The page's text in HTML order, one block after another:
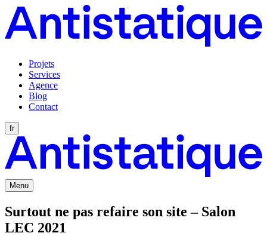
Projets
Services
Agence
Blog
Contact
fr
Menu
Surtout ne pas refaire son site – Salon
LEC 2021